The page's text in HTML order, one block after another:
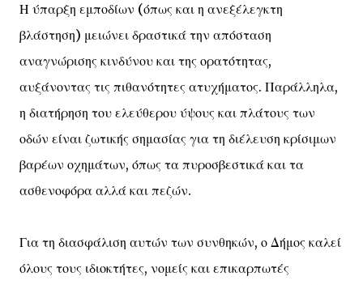
Η ύπαρξη εμποδίων (όπως και η ανεξέλεγκτη
βλάστηση) μειώνει δραστικά την απόσταση
αναγνώρισης κινδύνου και της ορατότητας,
αυξάνοντας τις πιθανότητες ατυχήματος. Παράλληλα,
η διατήρηση του ελεύθερου ύψους και πλάτους των
οδών είναι ζωτικής σημασίας για τη διέλευση κρίσιμων
βαρέων οχημάτων, όπως τα πυροσβεστικά και τα
ασθενοφόρα αλλά και πεζών.
Για τη διασφάλιση αυτών των συνθηκών, ο Δήμος καλεί
όλους τους ιδιοκτήτες, νομείς και επικαρπωτές